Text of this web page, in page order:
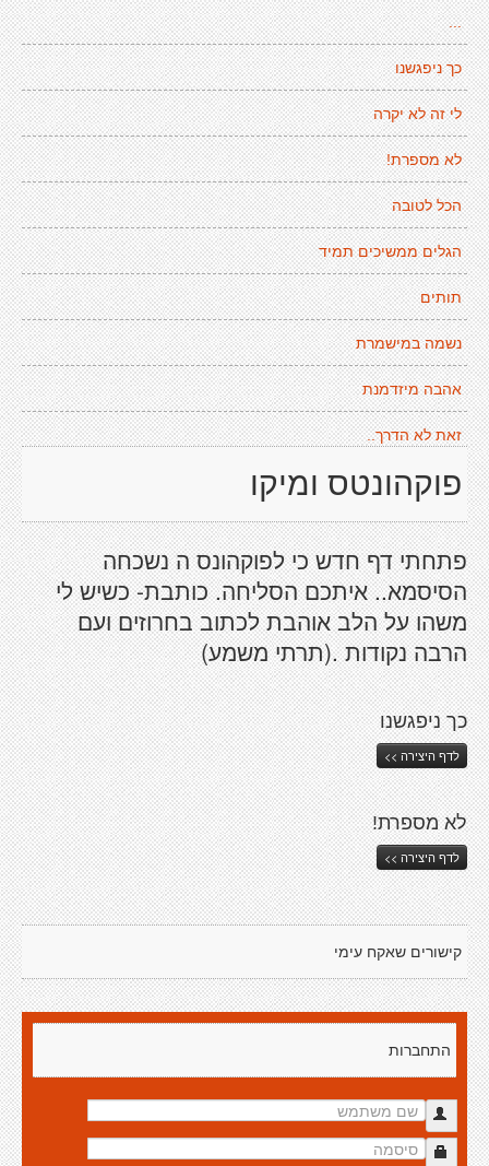
...
כך ניפגשנו
לי זה לא יקרה
לא מספרת!
הכל לטובה
הגלים ממשיכים תמיד
תותים
נשמה במישמרת
אהבה מיזדמנת
זאת לא הדרך..
פוקהונטס ומיקו
פתחתי דף חדש כי לפוקהונס ה נשכחה
הסיסמא.. איתכם הסליחה. כותבת- כשיש לי
משהו על הלב אוהבת לכתוב בחרוזים ועם
הרבה נקודות .(תרתי משמע)
כך ניפגשנו
לדף היצירה >>
לא מספרת!
לדף היצירה >>
קישורים שאקח עימי
התחברות